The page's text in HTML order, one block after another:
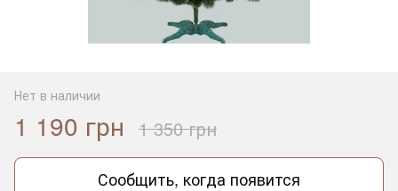
Нет в наличии
1 190 грн 1 350 грн
Сообщить, когда появится